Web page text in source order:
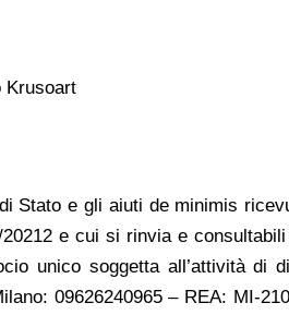
Stato e gli aiuti de minimis
e cui si rinvia e
unico soggetta all’attività di
09626240965 – REA: MI-